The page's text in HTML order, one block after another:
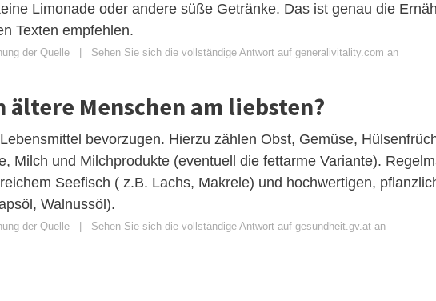
Limonade oder andere süße Getränke. Das ist genau die
Texten empfehlen.
der Quelle Sehen Sie sich die vollständige Antwort auf generalivitality.com an
ältere Menschen am liebsten?
bevorzugen. Hierzu zählen Obst, Gemüse,
Milch und Milchprodukte (eventuell die fettarme Variante).
Seefisch ( z.B. Lachs, Makrele) und hochwertigen,
Walnussöl).
der Quelle Sehen Sie sich die vollständige Antwort auf gesundheit.gv.at an